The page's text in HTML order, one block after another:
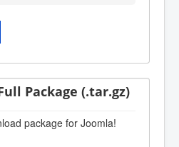
Package (.tar.gz)
package for Joomla!